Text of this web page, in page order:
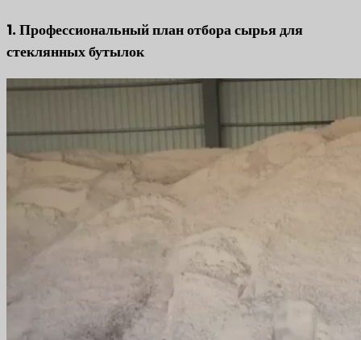
1. Профессиональный план отбора сырья для
стеклянных бутылок